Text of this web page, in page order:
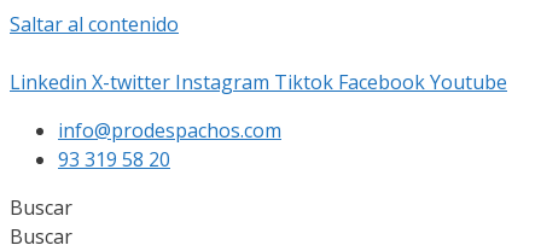
Saltar al contenido
Linkedin X-twitter Instagram Tiktok FacebookYoutube
info@prodespachos.com
93 319 58 20
Buscar
Buscar